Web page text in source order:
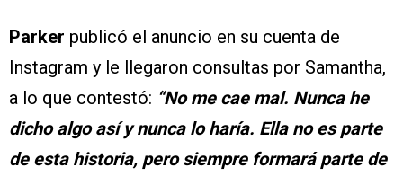
Parker publicó el anuncio en su cuenta de
Instagram y le llegaron consultas por Samantha,
a lo que contestó: “No me cae mal. Nunca he
dicho algo así y nunca lo haría. Ella no es parte
de esta historia, pero siempre formará parte de